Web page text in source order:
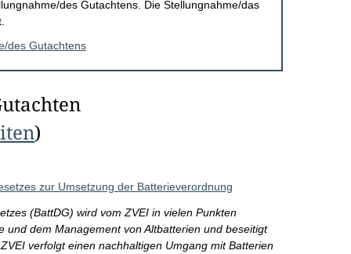
des Gutachtens. Die Stellungnahme/das
des Gutachtens
)
zur Umsetzung der Batterieverordnung
(BattDG) wird vom ZVEI in vielen Punkten
dem Management von Altbatterien und beseitigt
verfolgt einen nachhaltigen Umgang mit Batterien